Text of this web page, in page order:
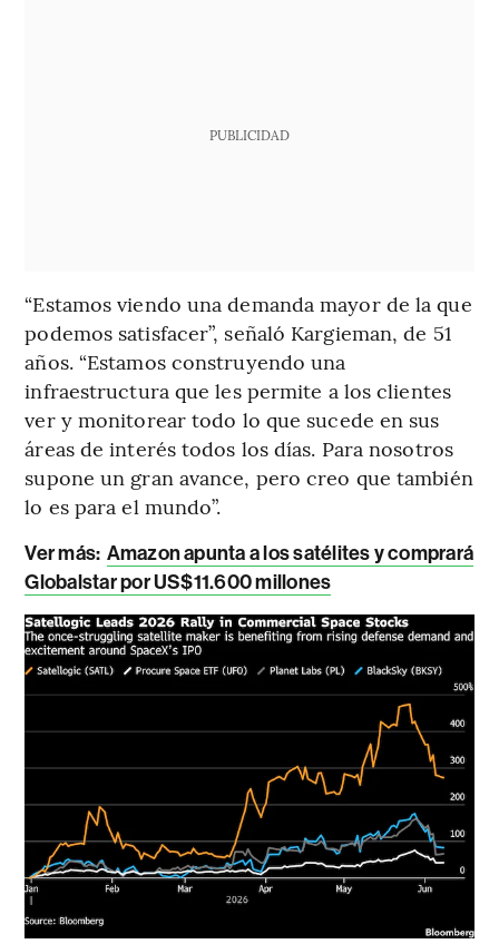
PUBLICIDAD
“Estamos viendo una demanda mayor de la que
podemos satisfacer”, señaló Kargieman, de 51
años. “Estamos construyendo una
infraestructura que les permite a los clientes
ver y monitorear todo lo que sucede en sus
áreas de interés todos los días. Para nosotros
supone un gran avance, pero creo que también
lo es para el mundo”.
Ver más: Amazon apunta a los satélites y comprará
Globalstar por US$11.600 millones